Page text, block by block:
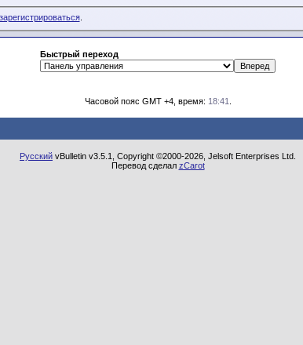
зарегистрироваться.
Быстрый переход
Часовой пояс GMT +4, время: 18:41
Русский vBulletin v3.5.1, Copyright ©2000-2026, Jelsoft Enterprises Ltd.
Перевод сделал zCarot